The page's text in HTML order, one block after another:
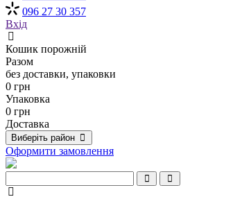
096 27 30 357
Вхід
Кошик порожній
Разом
без доставки, упаковки
0 грн
Упаковка
0 грн
Доставка
Виберіть район
Оформити замовлення